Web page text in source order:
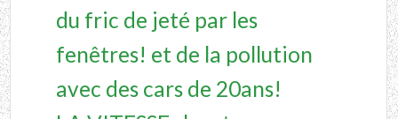
du fric de jeté par les
fenêtres! et de la pollution
avec des cars de 20ans!